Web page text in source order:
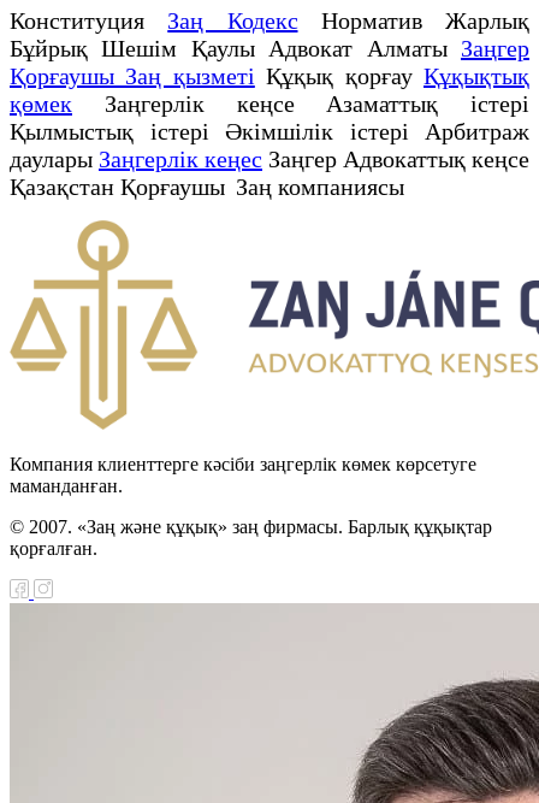
Конституция Заң Кодекс Норматив Жарлық
Бұйрық Шешім Қаулы Адвокат Алматы Заңгер
Қорғаушы Заң қызметі Құқық қорғауҚұқықтық
қөмек Заңгерлік кеңсе Азаматтық істері
Қылмыстық істері Әкімшілік істері Арбитраж
даулары Заңгерлік кеңес Заңгер Адвокаттық кеңсе
Қазақстан Қорғаушы Заң компаниясы
Компания клиенттерге кәсіби заңгерлік көмек көрсетуге
маманданған.
© 2007. «Заң және құқық» заң фирмасы. Барлық құқықтар
қорғалған.